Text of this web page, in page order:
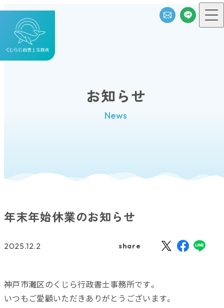
お知らせ
News
年末年始休業のお知らせ
2025.12.2 share
神戸市灘区のくじら行政書士事務所です。
いつもご愛顧いただきありがとうございます。